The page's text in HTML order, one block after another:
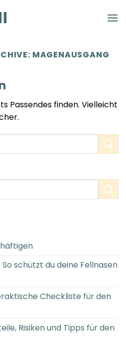
MAGENAUSGANG
Passendes finden. Vielleicht
schützt du deine Fellnasen
Checkliste für den
Risiken und Tipps für den